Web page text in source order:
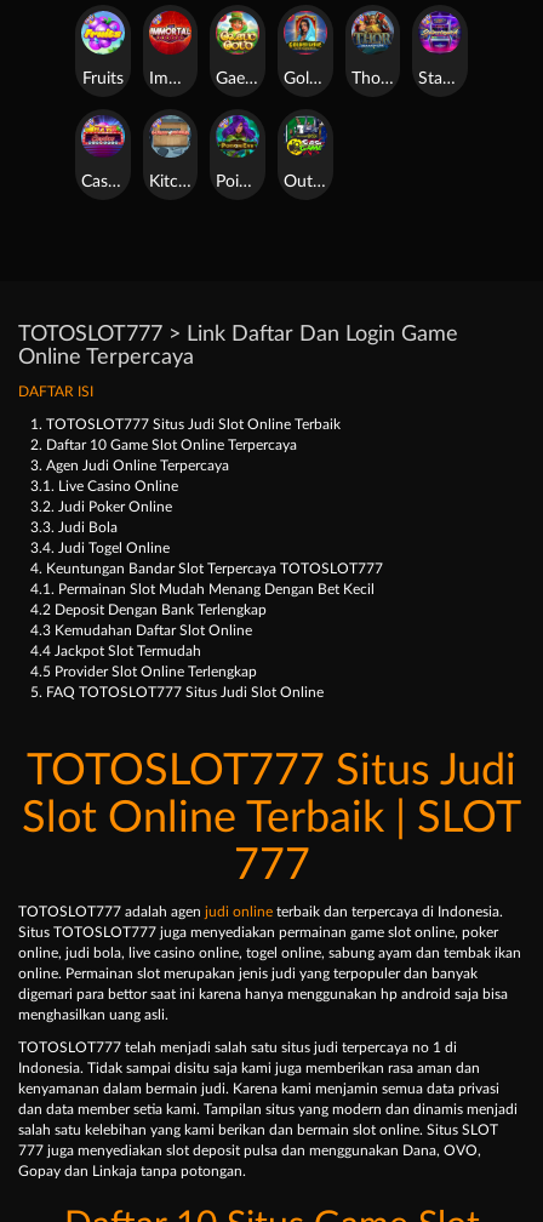
Casino Win Spin
Starstruck
Poison Eve
Golden Genie And The Walking Wilds
Immortal Fruits
Outsourced: Slash Game
Fruits Gaelic Gold
Kitchen Drama: Sushi Mania
Thor: Hammer Time
TOTOSLOT777 > Link Daftar Dan Login Game
Online Terpercaya
DAFTAR ISI
1. TOTOSLOT777 Situs Judi Slot Online Terbaik
2. Daftar 10 Game Slot Online Terpercaya
3. Agen Judi Online Terpercaya
3.1. Live Casino Online
3.2. Judi Poker Online
3.3. Judi Bola
3.4. Judi Togel Online
4. Keuntungan Bandar Slot Terpercaya TOTOSLOT777
4.1. Permainan Slot Mudah Menang Dengan Bet Kecil
4.2 Deposit Dengan Bank Terlengkap
4.3 Kemudahan Daftar Slot Online
4.4 Jackpot Slot Termudah
4.5 Provider Slot Online Terlengkap
5. FAQ TOTOSLOT777 Situs Judi Slot Online
TOTOSLOT777 Situs Judi
Slot Online Terbaik | SLOT
777
TOTOSLOT777 adalah agen judi online terbaik dan terpercaya di Indonesia.
Situs TOTOSLOT777 juga menyediakan permainan game slot online, poker
online, judi bola, live casino online, togel online, sabung ayam dan tembak ikan
online. Permainan slot merupakan jenis judi yang terpopuler dan banyak
digemari para bettor saat ini karena hanya menggunakan hp android saja bisa
menghasilkan uang asli.
TOTOSLOT777 telah menjadi salah satu situs judi terpercaya no 1 di
Indonesia. Tidak sampai disitu saja kami juga memberikan rasa aman dan
kenyamanan dalam bermain judi. Karena kami menjamin semua data privasi
dan data member setia kami. Tampilan situs yang modern dan dinamis menjadi
salah satu kelebihan yang kami berikan dan bermain slot online. Situs SLOT
777 juga menyediakan slot deposit pulsa dan menggunakan Dana, OVO,
Gopay dan Linkaja tanpa potongan.